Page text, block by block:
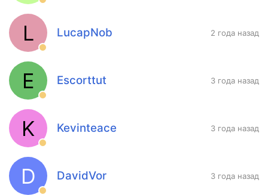
L LucapNob 2 года назад
E Escorttut 3 года назад
K Kevinteace 3 года назад
D DavidVor 3 года назад